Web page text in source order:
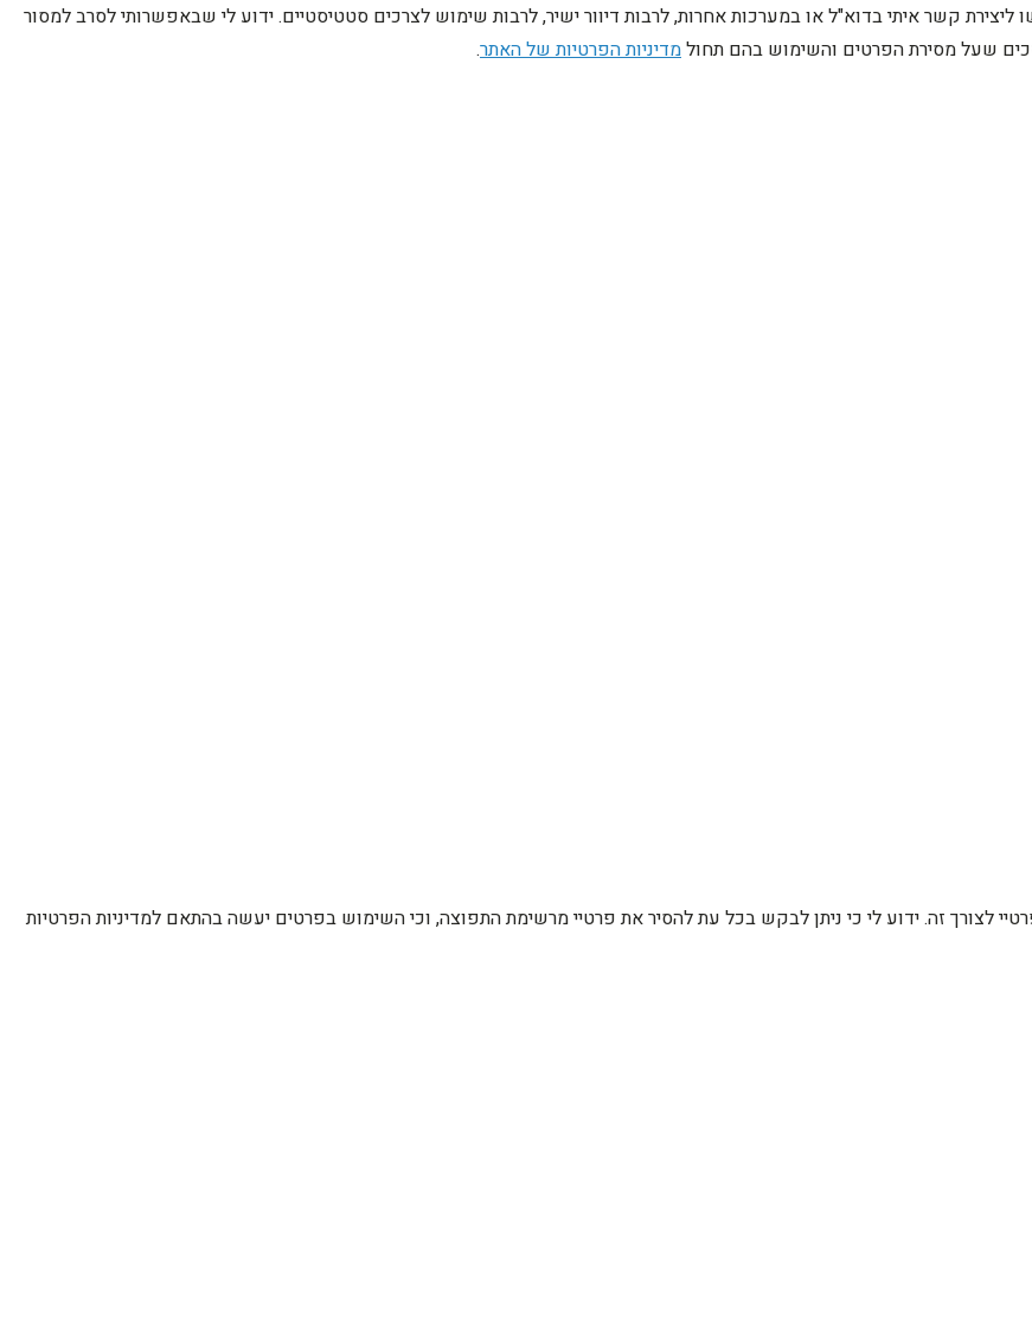
קשר איתי בדוא"ל או במערכות אחרות, לרבות דיוור ישיר, לרבות שימוש לצרכים סטטיסטיים. ידוע לי שבאפשרותי לסרב למסור
שעל מסירת הפרטים והשימוש בהם תחולמדיניות הפרטיות של האתר.
לצורך זה. ידוע לי כי ניתן לבקש בכל עת להסיר את פרטיי מרשימת התפוצה, וכי השימוש בפרטים יעשה בהתאם למדיניות הפרטיות